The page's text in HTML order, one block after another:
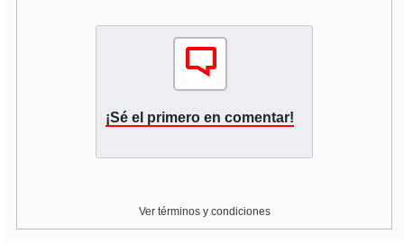
¡Sé el primero en comentar!
Ver términos y condiciones